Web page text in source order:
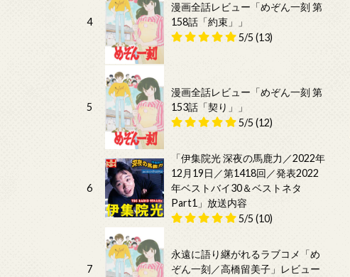
4
漫画全話レビュー「めぞん一刻 第
158話「約束」」
5/5 (13)
5
漫画全話レビュー「めぞん一刻 第
153話「契り」」
5/5 (12)
6
「伊集院光 深夜の馬鹿力／2022年
12月19日／第1418回／発表2022
年ベストバイ30＆ベストネタ
Part1」放送内容
5/5 (10)
7
永遠に語り継がれるラブコメ「め
ぞん一刻／高橋留美子」レビュー